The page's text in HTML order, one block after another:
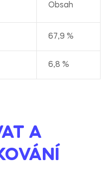
Obsah
67,9 %
6,8 %
A